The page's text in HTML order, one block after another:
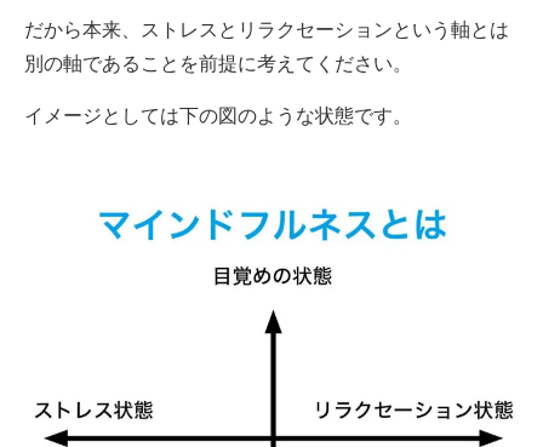
だから本来、ストレスとリラクセーションという軸とは
別の軸であることを前提に考えてください。
イメージとしては下の図のような状態です。